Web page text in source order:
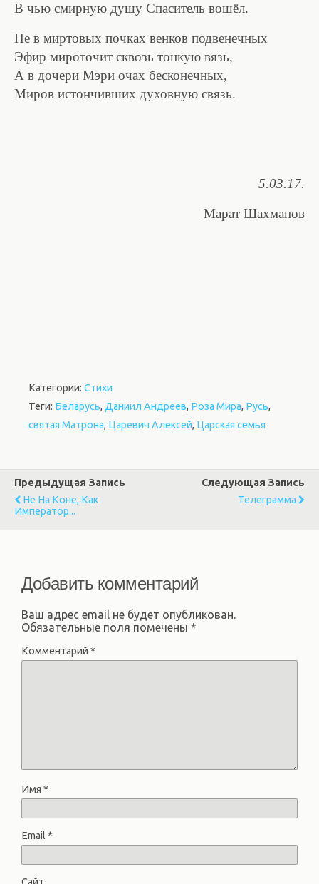
В чью смирную душу Спаситель вошёл.
Не в миртовых почках венков подвенечных
Эфир мироточит сквозь тонкую вязь,
А в дочери Мэри очах бесконечных,
Миров истончивших духовную связь.
5.03.17.
Марат Шахманов
Категории: Стихи
Теги: Беларусь, Даниил Андреев, Роза Мира, Русь,
святая Матрона, Царевич Алексей, Царская семья
Предыдущая Запись
Не На Коне, Как
Император...
Следующая Запись
Телеграмма
Добавить комментарий
Ваш адрес email не будет опубликован.
Обязательные поля помечены *
Комментарий *
Имя *
Email *